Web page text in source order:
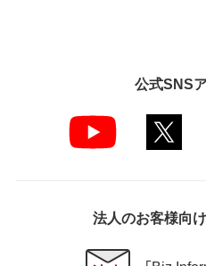
公式SNS
法人のお客様向